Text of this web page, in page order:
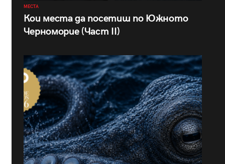
МЕСТА
Кои места да посетиш по Южното
Черноморие (Част II)